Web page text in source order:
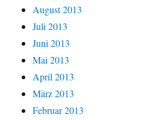
August 2013
Juli 2013
Juni 2013
Mai 2013
April 2013
März 2013
Februar 2013